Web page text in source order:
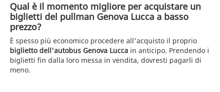
Qual è il momento migliore per acquistare un
biglietti del pullman Genova Lucca a basso
prezzo?
È spesso più economico procedere all'acquisto il proprio
biglietto dell'autobus Genova Lucca in anticipo. Prendendo i
biglietti fin dalla loro messa in vendita, dovresti pagarli di
meno.